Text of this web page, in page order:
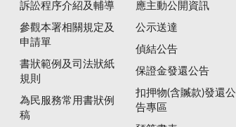
訴訟程序介紹及輔導
參觀本署相關規定及
申請單
書狀範例及司法狀紙
規則
為民服務常用書狀例
稿
應主動公開資訊
公示送達
偵結公告
保證金發還公告
扣押物(含贓款)發還公
告專區